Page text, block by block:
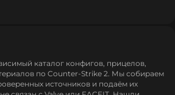
каталог конфигов, прицелов,
по Counter‑Strike 2. Мы собираем
источников и подаём их